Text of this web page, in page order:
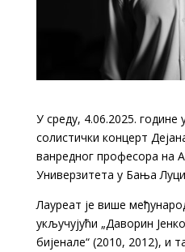
У среду, 4.06.2025. године
солистички концерт
ванредног професора на
Универзитета у Бања
Лауреат је више
укључујући „Даворин
бијенале“ (2010, 2012), и